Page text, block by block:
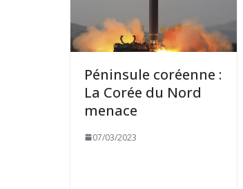
Péninsule coréenne :
La Corée du Nord
menace
07/03/2023